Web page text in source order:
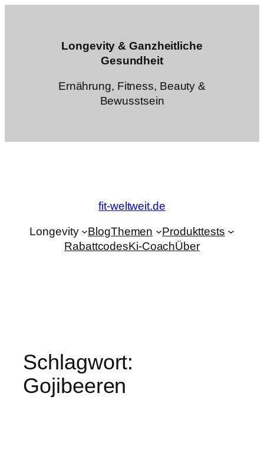
Longevity & Ganzheitliche
Gesundheit
Ernährung, Fitness, Beauty &
Bewusstsein
fit-weltweit.de
Longevity BlogThemen
Produkttests
RabattcodesKi-CoachÜber
Schlagwort:
Gojibeeren